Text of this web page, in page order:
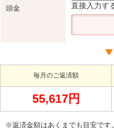
頭金 直接入力す
毎月のご返済額
55,617円
※返済金額はあくまでも目安です。